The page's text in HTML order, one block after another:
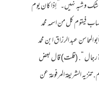
نہیں۔ ” إذا كان يوم
حساب فيقوم كل من اسمه محمد
المحاسن عبد الرزاق ابن محمد
رجال “. (قلت) قال بعض
الشريعة المرفوعة عن